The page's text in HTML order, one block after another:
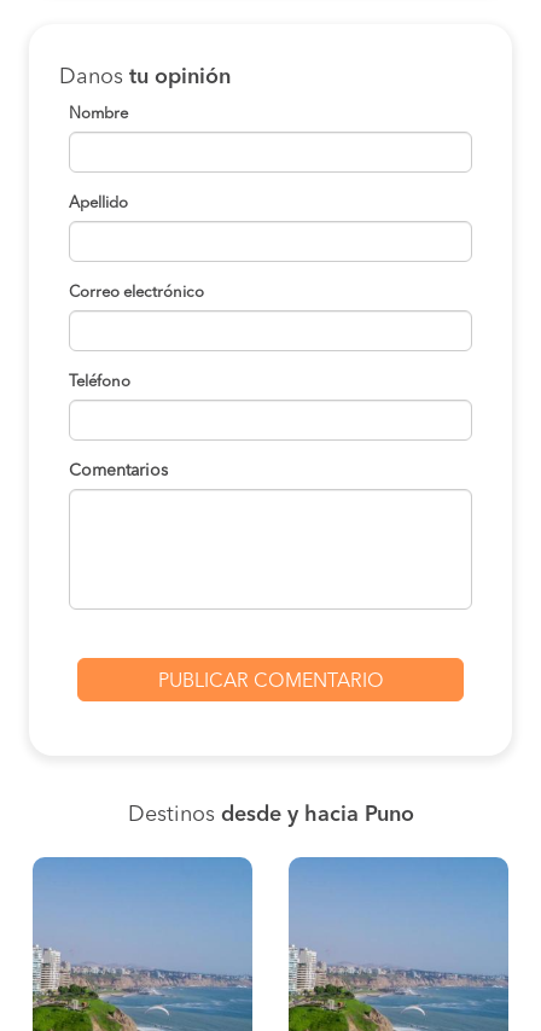
Danos tu opinión
Nombre
Apellido
Correo electrónico
Teléfono
Comentarios
Destinos desde y hacia Puno